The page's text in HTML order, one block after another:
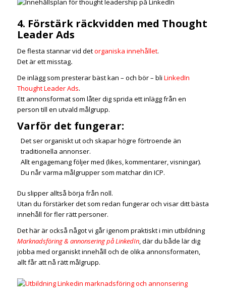
4. Förstärk räckvidden med Thought
Leader Ads
De flesta stannar vid detorganiska innehållet.
Det är ett misstag.
De inlägg som presterar bäst kan – och bör – bli LinkedIn
Thought Leader Ads.
Ett annonsformat som låter dig sprida ett inlägg från en
person till en utvald målgrupp.
Varför det fungerar:
Det ser organiskt ut och skapar högre förtroende än
traditionella annonser.
Allt engagemang följer med (likes, kommentarer, visningar).
Du når varma målgrupper som matchar din ICP.
Du slipper alltså börja från noll.
Utan du förstärker det som redan fungerar och visar ditt bästa
innehåll för fler rätt personer.
Det här är också något vi går igenom praktiskt i min utbildning
Marknadsföring & annonsering på LinkedIn, där du både lär dig
jobba med organiskt innehåll och de olika annonsformaten,
allt får att nå rätt målgrupp.